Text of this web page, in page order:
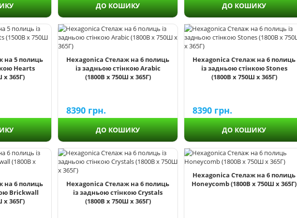
ДО КОШИКУ ДО КОШИКУ
на 5 полиць
Hearts
х 365Г)
Hexagonica Стелаж на 6 полиць
із задньою стінкою Arabic
(1800В х 750Ш х 365Г)
8390 грн.
ДО КОШИКУ
Hexagonica Стелаж на 6 полиць
із задньою стінкою Stones
(1800В х 750Ш х 365Г)
8390 грн.
ДО КОШИКУ
на 6 полиць
Brickwall
х 365Г)
Hexagonica Стелаж на 6 полиць
із задньою стінкою Crystals
(1800В х 750Ш х 365Г)
Hexagonica Стелаж на 6 полиць
Honeycomb (1800В х 750Ш х 365Г)